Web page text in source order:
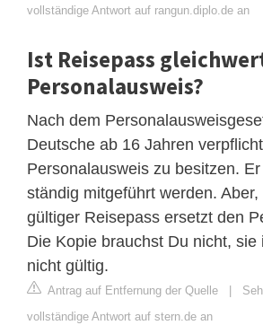
vollständige Antwort auf rangun.diplo.de an
Ist Reisepass
Personalausweis?
Nach dem
Deutsche ab 16 Jahren
Personalausweis zu besitzen.
ständig mitgeführt werden.
gültiger Reisepass ersetzt den
Die Kopie brauchst Du nicht, sie
nicht gültig.
Antrag auf Entfernung der Quelle |
vollständige Antwort auf stern.de an